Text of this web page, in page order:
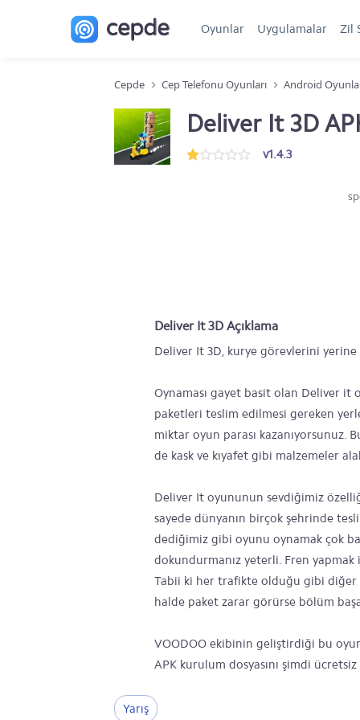
Oyunlar Uygulamalar Zil
Cepde Cep Telefonu Oyunları Android
Deliver It 3D
v1.4.3
Deliver It 3D Açıklama
Deliver It 3D, kurye görevlerini
Oynaması gayet basit olan Deliver
paketleri teslim edilmesi gereken
miktar oyun parası
de kask ve kıyafet gibi malzemeler
Deliver It oyununun sevdiğimiz
sayede dünyanın birçok şehrinde
dediğimiz gibi oyunu oynamak çok
dokundurmanız yeterli. Fren yapmak
Tabii ki her trafikte olduğu gibi diğer
halde paket zarar görürse bölüm
VOODOO ekibinin geliştirdiği bu
APK kurulum dosyasını şimdi
Yarış